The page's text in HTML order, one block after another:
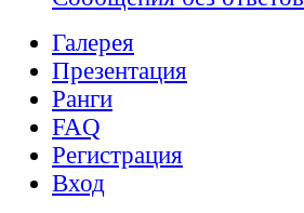
Галерея
Презентация
Ранги
FAQ
Регистрация
Вход